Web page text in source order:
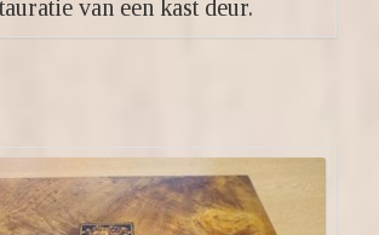
van een kast deur.